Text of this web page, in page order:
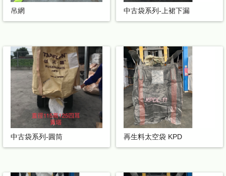
吊網 中古袋系列-上裙下漏
中古袋系列-圓筒 再生料太空袋 KPD